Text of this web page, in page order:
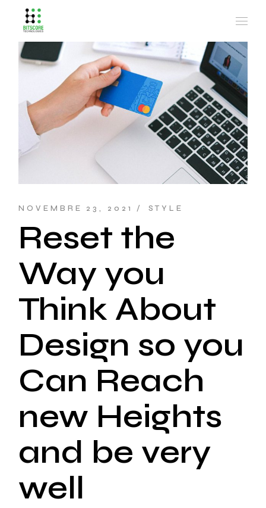
NOVEMBRE 23, 2021 STYLE
Reset the
Way you
Think About
Design so you
Can Reach
new Heights
and be very
well